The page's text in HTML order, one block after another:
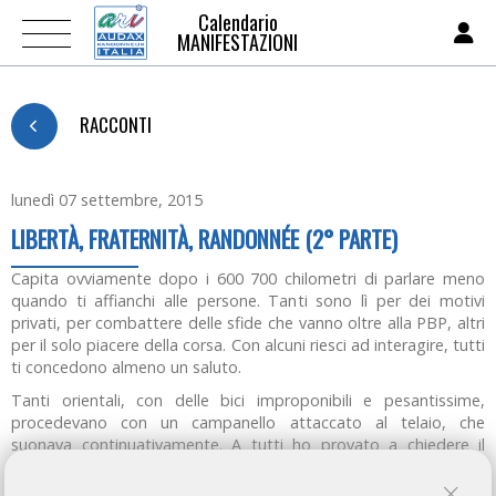
Calendario
MANIFESTAZIONI
RACCONTI
lunedì 07 settembre, 2015
LIBERTÀ, FRATERNITÀ, RANDONNÉE (2° PARTE)
Capita ovviamente dopo i 600 700 chilometri di parlare meno
quando ti affianchi alle persone. Tanti sono lì per dei motivi
privati, per combattere delle sfide che vanno oltre alla PBP, altri
per il solo piacere della corsa. Con alcuni riesci ad interagire, tutti
ti concedono almeno un saluto.
Tanti orientali, con delle bici improponibili e pesantissime,
procedevano con un campanello attaccato al telaio, che
suonava continuativamente. A tutti ho provato a chiedere il
nessuno di loro parlava inglese. Ho scoperto poi che serve a